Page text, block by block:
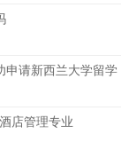
申请新西兰大学留学
店管理专业